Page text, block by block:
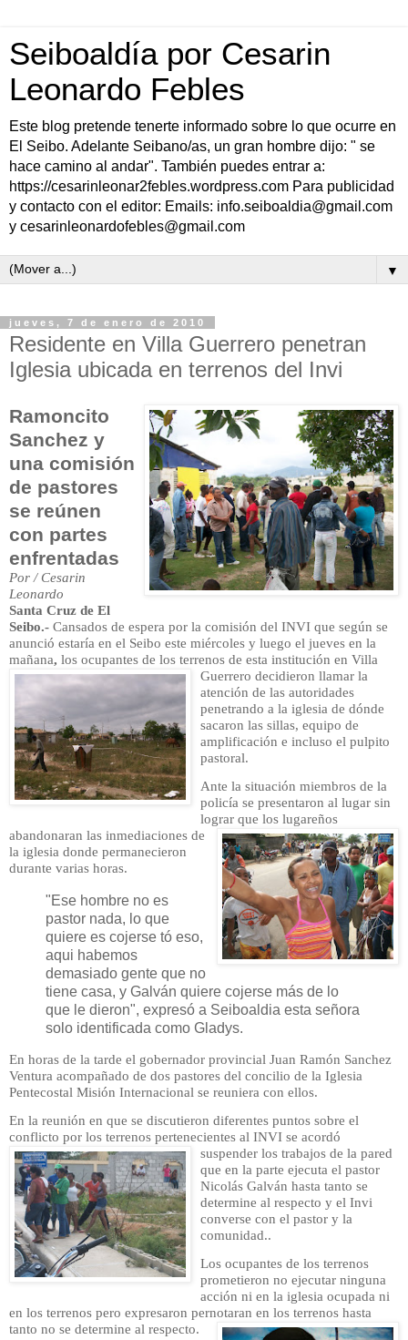
Seiboaldía por Cesarin
Leonardo Febles
Este blog pretende tenerte informado sobre lo que ocurre en
El Seibo. Adelante Seibano/as, un gran hombre dijo: " se
hace camino al andar". También puedes entrar a:
https://cesarinleonar2febles.wordpress.com Para publicidad
y contacto con el editor: Emails: info.seiboaldia@gmail.com
y cesarinleonardofebles@gmail.com
▼
jueves, 7 de enero de 2010
Residente en Villa Guerrero penetran
Iglesia ubicada en terrenos del Invi
Ramoncito
Sanchez y
una comisión
de pastores
se reúnen
con partes
enfrentadas
Por / Cesarin
Leonardo
Santa Cruz de El
Seibo.- Cansados de espera por la comisión del INVI que según se
anunció estaría en el Seibo este miércoles y luego el jueves en la
mañana, los ocupantes de los terrenos de esta institución en Villa
Guerrero decidieron llamar la
atención de las autoridades
penetrando a la iglesia de dónde
sacaron las sillas, equipo de
amplificación e incluso el pulpito
pastoral.
Ante la situación miembros de la
policía se presentaron al lugar sin
lograr que los lugareños
abandonaran las inmediaciones de
la iglesia donde permanecieron
durante varias horas.
"Ese hombre no es
pastor nada, lo que
quiere es cojerse tó eso,
aqui habemos
demasiado gente que no
tiene casa, y Galván quiere cojerse más de lo
que le dieron", expresó a Seiboaldia esta señora
solo identificada como Gladys.
En horas de la tarde el gobernador provincial Juan Ramón Sanchez
Ventura acompañado de dos pastores del concilio de la Iglesia
Pentecostal Misión Internacional se reuniera con ellos.
En la reunión en que se discutieron diferentes puntos sobre el
conflicto por los terrenos pertenecientes al INVI se acordó
suspender los trabajos de la pared
que en la parte ejecuta el pastor
Nicolás Galván hasta tanto se
determine al respecto y el Invi
converse con el pastor y la
comunidad..
Los ocupantes de los terrenos
prometieron no ejecutar ninguna
acción ni en la iglesia ocupada ni
en los terrenos pero expresaron pernotaran en los terrenos hasta
tanto no se determine al respecto.